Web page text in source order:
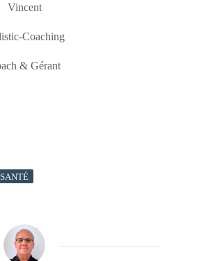
Vincent
Coaching
& Gérant
SANTÉ